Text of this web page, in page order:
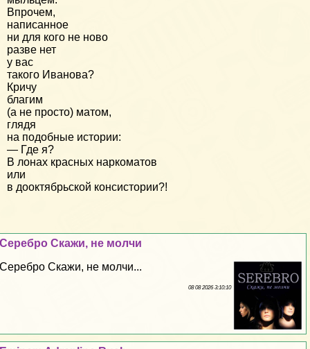
Впрочем,
написанное
ни для кого не ново
разве нет
у вас
такого Иванова?
Кричу
благим
(а не просто) матом,
глядя
на подобные истории:
— Где я?
В лонах красных наркоматов
или
в дооктябрьской консистории?!
Серебро Скажи, не молчи
Серебро Скажи, не молчи...
08 08 2026 3:10:10